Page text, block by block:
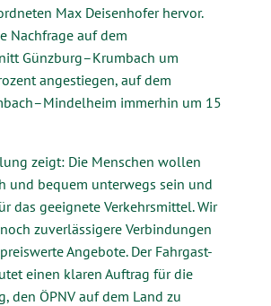
Max Deisenhofer hervor.
Nachfrage auf dem
Günzburg–Krumbach um
angestiegen, auf dem
immerhin um 15
zeigt: Die Menschen wollen
und bequem unterwegs sein und
das geeignete Verkehrsmittel. Wir
zuverlässigere Verbindungen
Angebote. Der Fahrgast-
einen klaren Auftrag für die
den ÖPNV auf dem Land zu